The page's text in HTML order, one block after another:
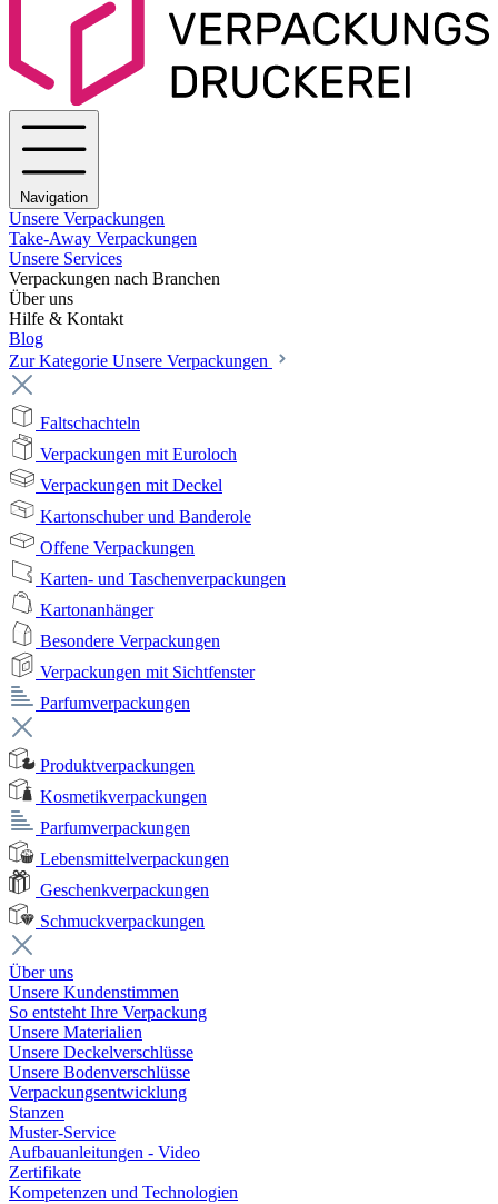
Navigation
Unsere Verpackungen
Take-Away Verpackungen
Unsere Services
Verpackungen nach Branchen
Über uns
Hilfe & Kontakt
Blog
Zur Kategorie Unsere Verpackungen
Faltschachteln
Verpackungen mit Euroloch
Verpackungen mit Deckel
Kartonschuber und Banderole
Offene Verpackungen
Karten- und Taschenverpackungen
Kartonanhänger
Besondere Verpackungen
Verpackungen mit Sichtfenster
Parfumverpackungen
Produktverpackungen
Kosmetikverpackungen
Parfumverpackungen
Lebensmittelverpackungen
Geschenkverpackungen
Schmuckverpackungen
Über uns
Unsere Kundenstimmen
So entsteht Ihre Verpackung
Unsere Materialien
Unsere Deckelverschlüsse
Unsere Bodenverschlüsse
Verpackungsentwicklung
Stanzen
Muster-Service
Aufbauanleitungen - Video
Zertifikate
Kompetenzen und Technologien